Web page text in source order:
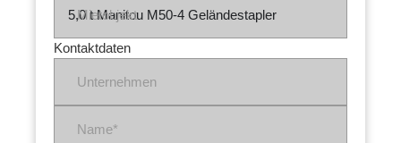
Mietobjekt
Kontaktdaten
Unternehmen
Name*